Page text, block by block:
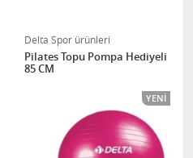
Delta Spor ürünleri
Pilates Topu Pompa Hediyeli
85 CM
YENI